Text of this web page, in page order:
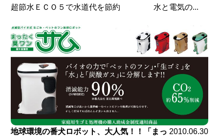
超節水ＥＣＯ５で水道代を節約 水と電気の...
地球環境の番犬ロボット、大人気！！「まっ 2010.06.30